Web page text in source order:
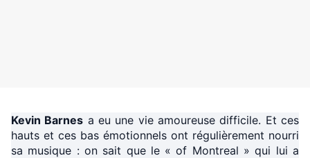
Kevin Barnes a eu une vie amoureuse difficile. Et ces
hauts et ces bas émotionnels ont régulièrement nourri
sa musique : on sait que le « of Montreal » qui lui a